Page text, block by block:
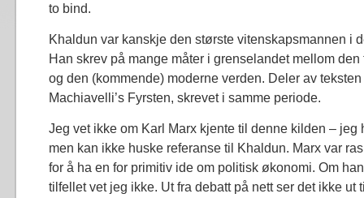
to bind.
Khaldun var kanskje den største vitenskapsmannen i
Han skrev på mange måter i grenselandet mellom
og den (kommende) moderne verden. Deler av
Machiavelli’s Fyrsten, skrevet i samme periode.
Jeg vet ikke om Karl Marx kjente til denne kilden – jeg
men kan ikke huske referanse til Khaldun. Marx var
for å ha en for primitiv ide om politisk økonomi. Om
tilfellet vet jeg ikke. Ut fra debatt på nett ser det ikke ut